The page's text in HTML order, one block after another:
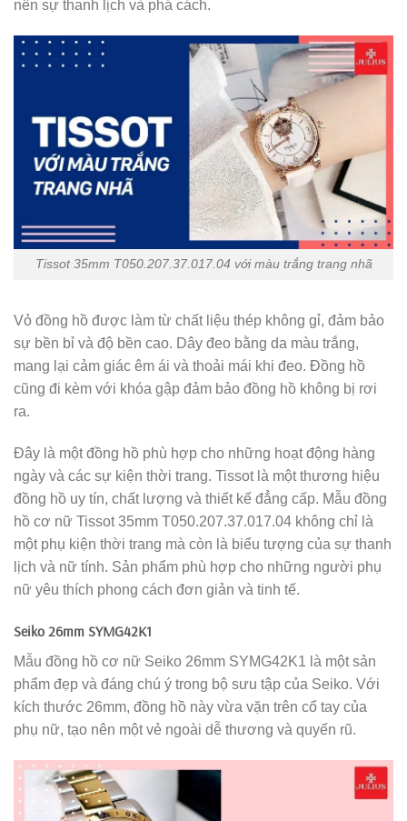
nên sự thanh lịch và phá cách.
Tissot 35mm T050.207.37.017.04 với màu trắng trang nhã
Vỏ đồng hồ được làm từ chất liệu thép không gỉ, đảm bảo
sự bền bỉ và độ bền cao. Dây đeo bằng da màu trắng,
mang lại cảm giác êm ái và thoải mái khi đeo. Đồng hồ
cũng đi kèm với khóa gập đảm bảo đồng hồ không bị rơi
ra.
Đây là một đồng hồ phù hợp cho những hoạt động hàng
ngày và các sự kiện thời trang. Tissot là một thương hiệu
đồng hồ uy tín, chất lượng và thiết kế đẳng cấp. Mẫu đồng
hồ cơ nữ Tissot 35mm T050.207.37.017.04 không chỉ là
một phụ kiện thời trang mà còn là biểu tượng của sự thanh
lịch và nữ tính. Sản phẩm phù hợp cho những người phụ
nữ yêu thích phong cách đơn giản và tinh tế.
Seiko 26mm SYMG42K1
Mẫu đồng hồ cơ nữ Seiko 26mm SYMG42K1 là một sản
phẩm đẹp và đáng chú ý trong bộ sưu tập của Seiko. Với
kích thước 26mm, đồng hồ này vừa vặn trên cổ tay của
phụ nữ, tạo nên một vẻ ngoài dễ thương và quyến rũ.